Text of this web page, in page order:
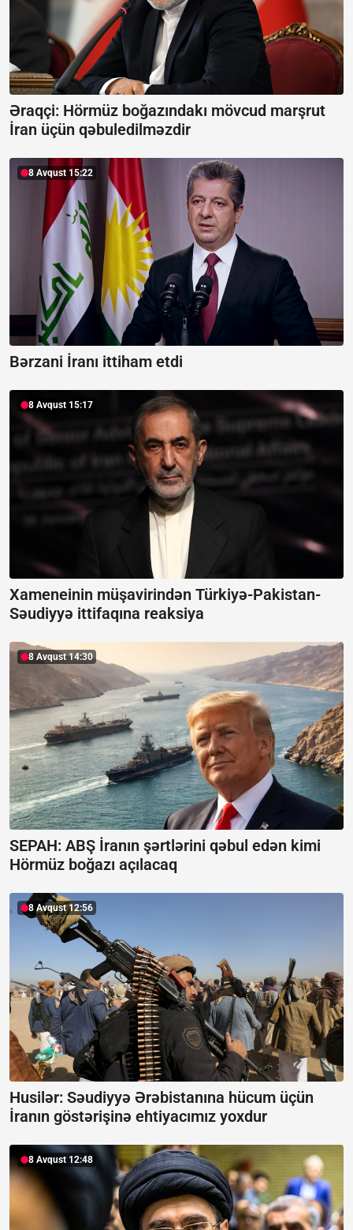
Əraqçi: Hörmüz boğazındakı mövcud marşrut
İran üçün qəbuledilməzdir
8 Avqust 15:22
Bərzani İranı ittiham etdi
8 Avqust 15:17
Xameneinin müşavirindən Türkiyə-Pakistan-
Səudiyyə ittifaqına reaksiya
8 Avqust 14:30
SEPAH: ABŞ İranın şərtlərini qəbul edən kimi
Hörmüz boğazı açılacaq
8 Avqust 12:56
Husilər: Səudiyyə Ərəbistanına hücum üçün
İranın göstərişinə ehtiyacımız yoxdur
8 Avqust 12:48